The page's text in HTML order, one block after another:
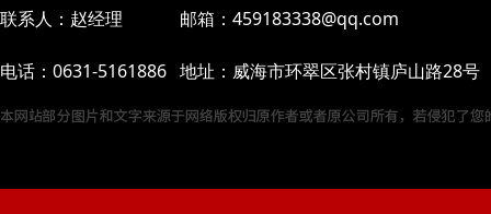
联系人：赵经理 邮箱：459183338@qq.com
电话：0631-5161886 地址：威海市环翠区张村镇庐山路28号